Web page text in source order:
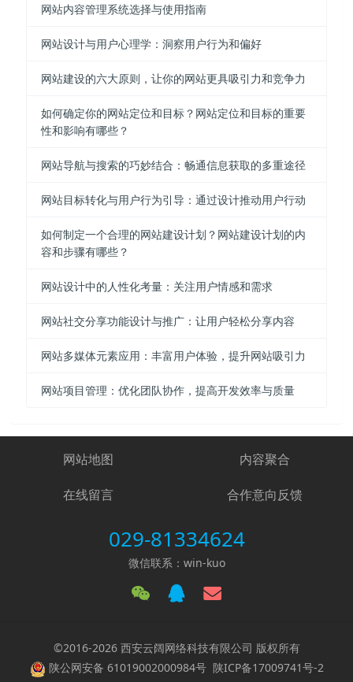
网站内容管理系统选择与使用指南
网站设计与用户心理学：洞察用户行为和偏好
网站建设的六大原则，让你的网站更具吸引力和竞争力
如何确定你的网站定位和目标？网站定位和目标的重要
性和影响有哪些？
网站导航与搜索的巧妙结合：畅通信息获取的多重途径
网站目标转化与用户行为引导：通过设计推动用户行动
如何制定一个合理的网站建设计划？网站建设计划的内
容和步骤有哪些？
网站设计中的人性化考量：关注用户情感和需求
网站社交分享功能设计与推广：让用户轻松分享内容
网站多媒体元素应用：丰富用户体验，提升网站吸引力
网站项目管理：优化团队协作，提高开发效率与质量
网站地图 内容聚合
在线留言 合作意向反馈
029-81334624
微信联系：win-kuo
©2016-2026 西安云阔网络科技有限公司 版权所有
陕公网安备 61019002000984号 陕ICP备17009741号-2